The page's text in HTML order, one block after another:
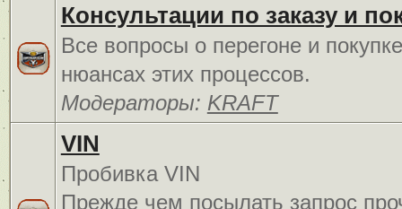
Консультации по заказу и
Все вопросы о перегоне и
нюансах этих процессов.
Модераторы: KRAFT
VIN
Пробивка VIN
Прежде чем посылать запрос